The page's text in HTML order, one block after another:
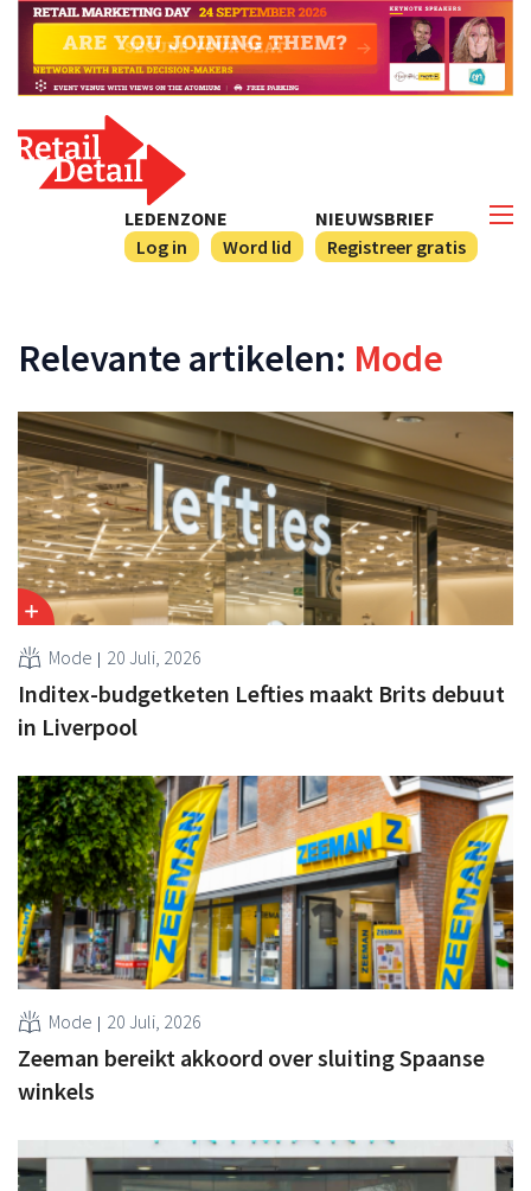
NIEUWSBRIEF
Registreer gratis
LEDENZONE
Log in
Word lid
Relevante artikelen: Mode
Mode 20 Juli, 2026
Inditex-budgetketen Lefties maakt Brits debuut
in Liverpool
Mode 20 Juli, 2026
Zeeman bereikt akkoord over sluiting Spaanse
winkels